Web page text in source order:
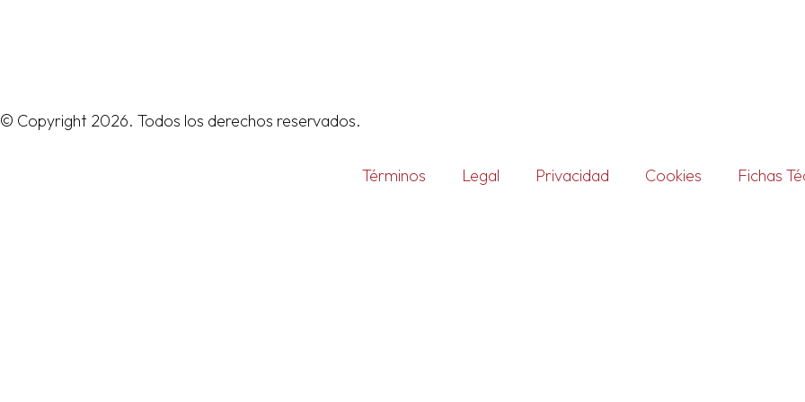
© Copyright 2026. Todos los derechos reservados.
Términos Legal Privacidad Cookies Fichas